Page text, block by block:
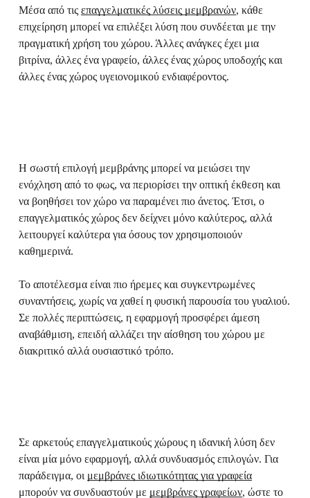
Μέσα από τις επαγγελματικές λύσεις μεμβρανών, κάθε
επιχείρηση μπορεί να επιλέξει λύση που συνδέεται με την
πραγματική χρήση του χώρου. Άλλες ανάγκες έχει μια
βιτρίνα, άλλες ένα γραφείο, άλλες ένας χώρος υποδοχής και
άλλες ένας χώρος υγειονομικού ενδιαφέροντος.
Η σωστή επιλογή μεμβράνης μπορεί να μειώσει την
ενόχληση από το φως, να περιορίσει την οπτική έκθεση και
να βοηθήσει τον χώρο να παραμένει πιο άνετος. Έτσι, ο
επαγγελματικός χώρος δεν δείχνει μόνο καλύτερος, αλλά
λειτουργεί καλύτερα για όσους τον χρησιμοποιούν
καθημερινά.
Το αποτέλεσμα είναι πιο ήρεμες και συγκεντρωμένες
συναντήσεις, χωρίς να χαθεί η φυσική παρουσία του γυαλιού.
Σε πολλές περιπτώσεις, η εφαρμογή προσφέρει άμεση
αναβάθμιση, επειδή αλλάζει την αίσθηση του χώρου με
διακριτικό αλλά ουσιαστικό τρόπο.
Σε αρκετούς επαγγελματικούς χώρους η ιδανική λύση δεν
είναι μία μόνο εφαρμογή, αλλά συνδυασμός επιλογών. Για
παράδειγμα, οι μεμβράνες ιδιωτικότητας για γραφεία
μπορούν να συνδυαστούν με μεμβράνες γραφείων, ώστε το